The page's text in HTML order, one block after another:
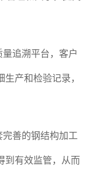
追溯平台，客户
产和检验记录，
善的钢结构加工
到有效监管，从而